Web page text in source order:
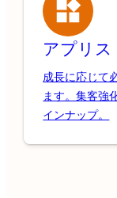
アプリス
成長に応じて
ます。集客強
インナップ。